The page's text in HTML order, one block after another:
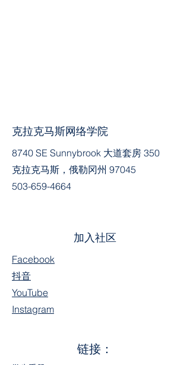
克拉克马斯网络学院
8740 SE Sunnybrook 大道套房 350
克拉克马斯，俄勒冈州 97045
503-659-4664
加入社区
Facebook
抖音
YouTube
Instagram
链接：